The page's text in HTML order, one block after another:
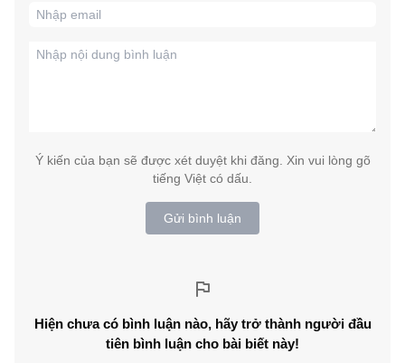
Ý kiến của bạn sẽ được xét duyệt khi đăng. Xin vui lòng gõ
tiếng Việt có dấu.
Gửi bình luận
Hiện chưa có bình luận nào, hãy trở thành người đầu
tiên bình luận cho bài biết này!